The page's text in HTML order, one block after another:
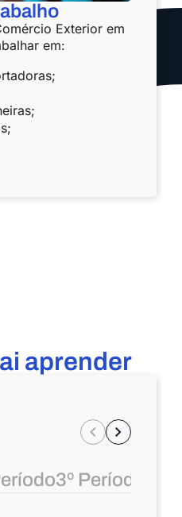
Exterior em
em:
aprender
3º Período